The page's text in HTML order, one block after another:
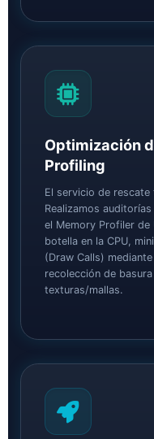
Optimización
Profiling
El servicio de rescate
Realizamos
el Memory Profiler
botella en la CPU,
(Draw Calls)
recolección de
texturas/mallas.